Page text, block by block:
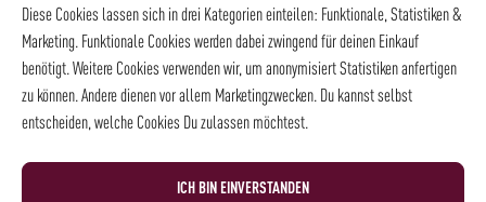
Diese Cookies lassen sich in drei Kategorien einteilen: Funktionale, Statistiken &
Marketing. Funktionale Cookies werden dabei zwingend für deinen Einkauf
benötigt. Weitere Cookies verwenden wir, um anonymisiert Statistiken anfertigen
zu können. Andere dienen vor allem Marketingzwecken. Du kannst selbst
entscheiden, welche Cookies Du zulassen möchtest.
ICH BIN EINVERSTANDEN
Ich habe dieDatenschutzbestimmungengelesen und bin damit
einverstanden.